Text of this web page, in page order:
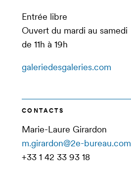
Entrée libre
Ouvert du mardi au samedi
de 11h à 19h
galeriedesgaleries.com
CONTACTS
Marie-Laure Girardon
m.girardon@2e-bureau.com
+33 1 42 33 93 18